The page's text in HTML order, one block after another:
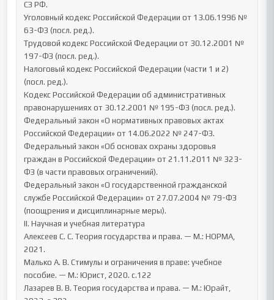
СЗ РФ.
Уголовный кодекс Российской Федерации от 13.06.1996 №
63-ФЗ (посл. ред.).
Трудовой кодекс Российской Федерации от 30.12.2001 №
197-ФЗ (посл. ред.).
Налоговый кодекс Российской Федерации (части 1 и 2)
(посл. ред.).
Кодекс Российской Федерации об административных
правонарушениях от 30.12.2001 № 195-ФЗ (посл. ред.).
Федеральный закон «О нормативных правовых актах
Российской Федерации» от 14.06.2022 № 247-ФЗ.
Федеральный закон «Об основах охраны здоровья
граждан в Российской Федерации» от 21.11.2011 № 323-
ФЗ (в части правовых ограничений).
Федеральный закон «О государственной гражданской
службе Российской Федерации» от 27.07.2004 № 79-ФЗ
(поощрения и дисциплинарные меры).
II. Научная и учебная литература
Алексеев С. С. Теория государства и права. — М.: НОРМА,
2021.
Малько А. В. Стимулы и ограничения в праве: учебное
пособие. — М.: Юрист, 2020. с.122
Лазарев В. В. Теория государства и права. — М.: Юрайт,